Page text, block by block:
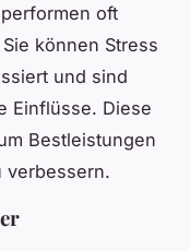
oft
können Stress
und sind
Einflüsse. Diese
Bestleistungen
verbessern.